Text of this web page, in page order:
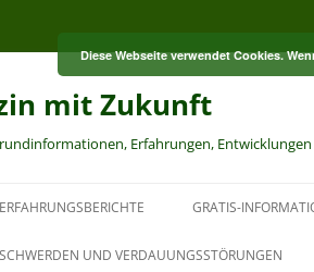
mit Zukunft
Erfahrungen, Entwicklungen
ERFAHRUNGSBERICHTE GRATIS-
UND VERDAUUNGSSTÖRUNGEN
Diese Webseite verwendet Cookies.